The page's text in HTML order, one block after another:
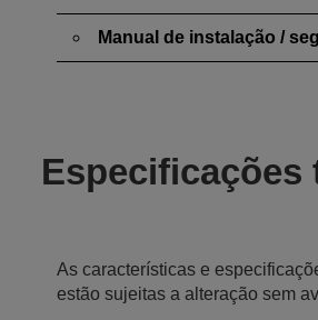
Manual de instalação /
Especificações
As características e
estão sujeitas a alteração sem